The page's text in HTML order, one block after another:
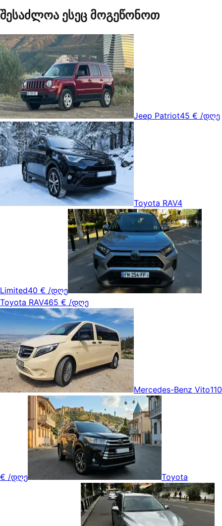
შესაძლოა ესეც მოგეწონოთ
Jeep Patriot45 € /დღე
Toyota RAV4
Limited40 € /დღე
Toyota RAV465 € /დღე
Mercedes-Benz Vito110
€ /დღე Toyota